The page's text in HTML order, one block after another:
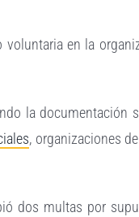
en la
la documentación
, organizaciones
dos multas por